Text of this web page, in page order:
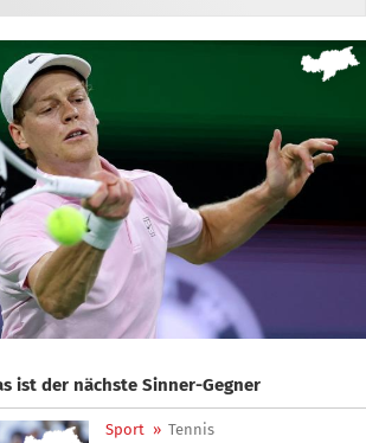
ist der nächste Sinner-Gegner
Sport » Tennis